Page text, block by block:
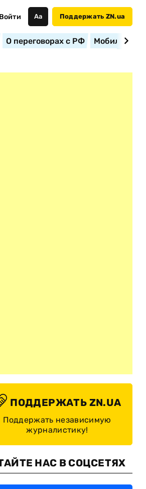
Войти Аа Поддержать ZN.ua
О переговорах с РФ
ПОДДЕРЖАТЬ ZN.UA
Поддержать независимую
журналистику!
НАС В СОЦСЕТЯХ